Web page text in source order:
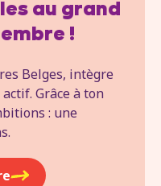
au grand
!
Belges, intègre
Grâce à ton
: une